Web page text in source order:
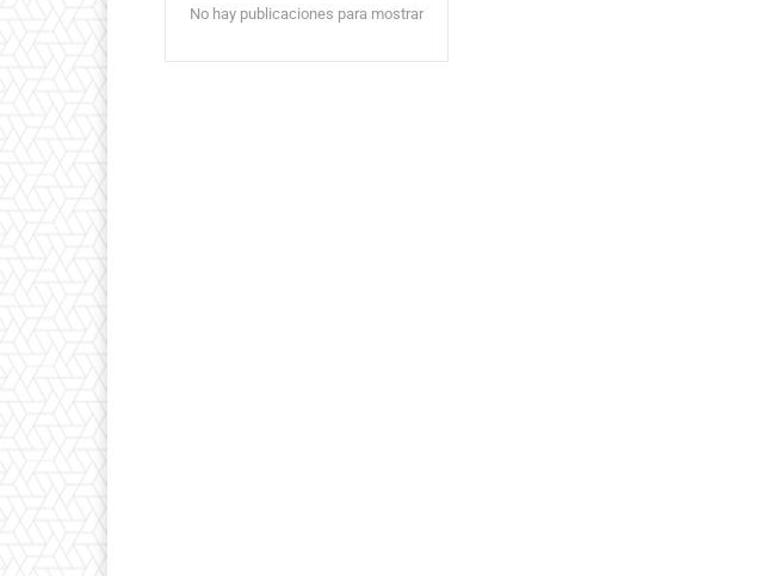
No hay publicaciones para mostrar